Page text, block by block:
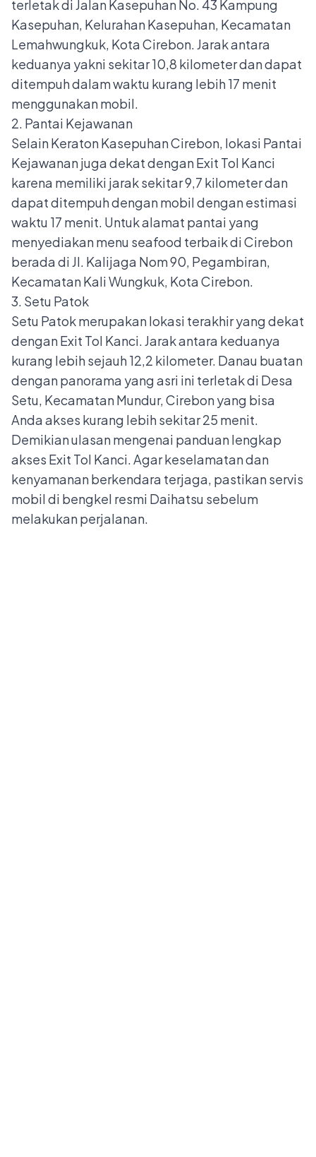
terletak di Jalan Kasepuhan No. 43 Kampung
Kasepuhan, Kelurahan Kasepuhan, Kecamatan
Lemahwungkuk, Kota Cirebon. Jarak antara
keduanya yakni sekitar 10,8 kilometer dan dapat
ditempuh dalam waktu kurang lebih 17 menit
menggunakan mobil.
2. Pantai Kejawanan
Selain Keraton Kasepuhan Cirebon, lokasi Pantai
Kejawanan juga dekat dengan Exit Tol Kanci
karena memiliki jarak sekitar 9,7 kilometer dan
dapat ditempuh dengan mobil dengan estimasi
waktu 17 menit. Untuk alamat pantai yang
menyediakan menu seafood terbaik di Cirebon
berada di Jl. Kalijaga Nom 90, Pegambiran,
Kecamatan Kali Wungkuk, Kota Cirebon.
3. Setu Patok
Setu Patok merupakan lokasi terakhir yang dekat
dengan Exit Tol Kanci. Jarak antara keduanya
kurang lebih sejauh 12,2 kilometer. Danau buatan
dengan panorama yang asri ini terletak di Desa
Setu, Kecamatan Mundur, Cirebon yang bisa
Anda akses kurang lebih sekitar 25 menit.
Demikian ulasan mengenai panduan lengkap
akses Exit Tol Kanci. Agar keselamatan dan
kenyamanan berkendara terjaga, pastikan servis
mobil di bengkel resmi Daihatsu sebelum
melakukan perjalanan.